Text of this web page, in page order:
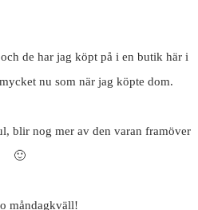
de har jag köpt på i en butik här i
nu som när jag köpte dom.
blir nog mer av den varan framöver
🙂
måndagkväll!